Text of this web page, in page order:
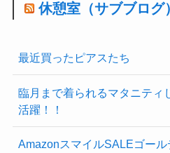
休憩室（サブブログ
最近買ったピアスたち
臨月まで着られるマタニテ
活躍！！
AmazonスマイルSALEゴー